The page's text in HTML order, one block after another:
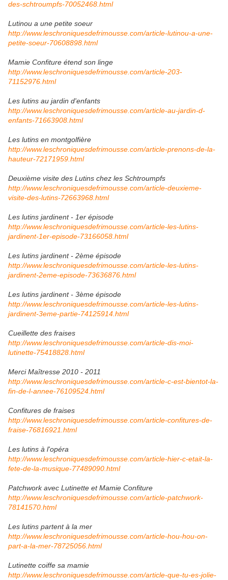
des-schtroumpfs-70052468.html
Lutinou a une petite soeur
http://www.leschroniquesdefrimousse.com/article-lutinou-a-une-
petite-soeur-70608898.html
Mamie Confiture étend son linge
http://www.leschroniquesdefrimousse.com/article-203-
71152976.html
Les lutins au jardin d'enfants
http://www.leschroniquesdefrimousse.com/article-au-jardin-d-
enfants-71663908.html
Les lutins en montgolfière
http://www.leschroniquesdefrimousse.com/article-prenons-de-la-
hauteur-72171959.html
Deuxième visite des Lutins chez les Schtroumpfs
http://www.leschroniquesdefrimousse.com/article-deuxieme-
visite-des-lutins-72663968.html
Les lutins jardinent - 1er épisode
http://www.leschroniquesdefrimousse.com/article-les-lutins-
jardinent-1er-episode-73166058.html
Les lutins jardinent - 2ème épisode
http://www.leschroniquesdefrimousse.com/article-les-lutins-
jardinent-2eme-episode-73636876.html
Les lutins jardinent - 3ème épisode
http://www.leschroniquesdefrimousse.com/article-les-lutins-
jardinent-3eme-partie-74125914.html
Cueillette des fraises
http://www.leschroniquesdefrimousse.com/article-dis-moi-
lutinette-75418828.html
Merci Maîtresse 2010 - 2011
http://www.leschroniquesdefrimousse.com/article-c-est-bientot-la-
fin-de-l-annee-76109524.html
Confitures de fraises
http://www.leschroniquesdefrimousse.com/article-confitures-de-
fraise-76816921.html
Les lutins à l'opéra
http://www.leschroniquesdefrimousse.com/article-hier-c-etait-la-
fete-de-la-musique-77489090.html
Patchwork avec Lutinette et Mamie Confiture
http://www.leschroniquesdefrimousse.com/article-patchwork-
78141570.html
Les lutins partent à la mer
http://www.leschroniquesdefrimousse.com/article-hou-hou-on-
part-a-la-mer-78725056.html
Lutinette coiffe sa mamie
http://www.leschroniquesdefrimousse.com/article-que-tu-es-jolie-